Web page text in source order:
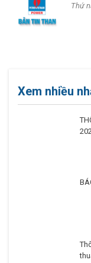
Thứ
Xem nhiều